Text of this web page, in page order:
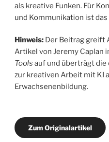
als kreative Funken. Für
und Kommunikation ist
Hinweis: Der Beitrag greift
Artikel von Jeremy Caplan
Tools auf und überträgt
zur kreativen Arbeit mit KI
Erwachsenenbildung.
Zum Originalartikel